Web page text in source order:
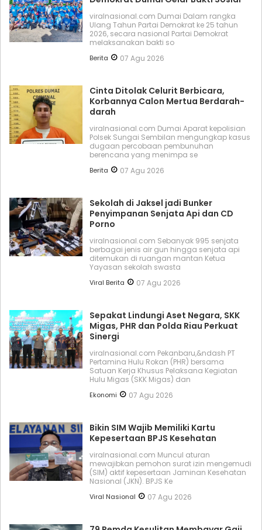
viralnasional.com Dumai Dalam rangka
Ulang Tahun Partai Demokrat ke 25 tahun
2026, secara nasional Partai Demokrat
melaksanakan bakti so
Berita 07 Agu 2026
Cinta Ditolak Celurit Berbicara,
Korbannya Calon Mertua Berdarah-
darah
viralnasional.com Dumai Aparat kepolisian
Polsek Sungai Sembilan mengungkap kasus
dugaan percobaan pembunuhan
berencana yang menimpa se
Berita 07 Agu 2026
Sekolah di Jaksel jadi Bunker
Penyimpanan Senjata Api dan CD
Porno
viralnasional.com Sebanyak 995 senjata
berbagai jenis air gun hingga senjata api
ditemukan di ruangan mantan Ketua
Yayasan sekolah swasta
Viral Berita 07 Agu 2026
Sepakat Lindungi Aset Negara, SKK
Migas, PHR dan Polda Riau Perkuat
Sinergi
viralnasional.com Pekanbaru,&ndash PT
Pertamina Hulu Rokan (PHR) bersama
Satuan Kerja Khusus Pelaksana Kegiatan
Hulu Migas (SKK Migas) dan
Ekonomi 07 Agu 2026
Bikin SIM Wajib Memiliki Kartu
Kepesertaan BPJS Kesehatan
viralnasional.com Muncul aturan
mewajibkan pemohon surat izin mengemudi
(SIM) aktif kepesertaan Jaminan Kesehatan
Nasional (JKN). BPJS Ke
Viral Nasional 07 Agu 2026